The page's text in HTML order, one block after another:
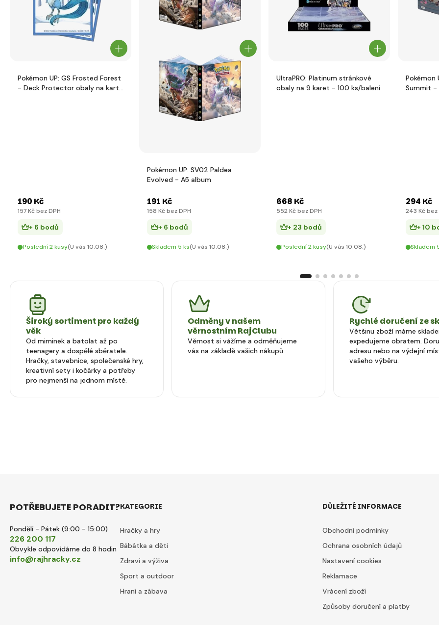
Pokémon UP: GS Frosted Forest
- Deck Protector obaly na karty
190 Kč
157 Kč bez DPH
+ 6 bodů
Poslední 2 kusy(U vás 10.08.)
Pokémon UP: SV02 Paldea
Evolved - A5 album
191 Kč
158 Kč bez DPH
+ 6 bodů
Skladem 5 ks(U vás 10.08.)
UltraPRO: Platinum stránkové
obaly na 9 karet - 100 ks/balení
668 Kč
552 Kč bez DPH
+ 23 bodů
Poslední 2 kusy(U vás 10.08.)
Pokémon
Summit -
294 Kč
243 Kč bez
+ 10
Skladem
Široký sortiment pro každý
věk
Od miminek a batolat až po
teenagery a dospělé sběratele.
Hračky, stavebnice, společenské hry,
kreativní sety i kočárky a potřeby
pro nejmenší na jednom místě.
Odměny v našem
věrnostním RajClubu
Věrnost si vážíme a odměňujeme
vás na základě vašich nákupů.
Rychlé doručení ze
Většinu zboží máme
expedujeme obratem.
adresu nebo na výdejní
vašeho výběru.
POTŘEBUJETE PORADIT?
Pondělí - Pátek (9:00 - 15:00)
226 200 117
Obvykle odpovídáme do 8 hodin
info@rajhracky.cz
KATEGORIE
Hračky a hry
Bábátka a děti
Zdraví a výživa
Sport a outdoor
Hraní a zábava
DŮLEŽITÉ INFORMACE
Obchodní podmínky
Ochrana osobních údajů
Nastavení cookies
Reklamace
Vrácení zboží
Způsoby doručení a platby